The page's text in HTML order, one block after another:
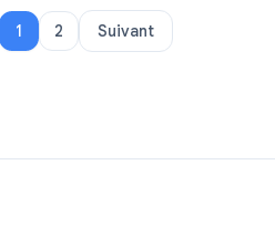
1 2 Suivant